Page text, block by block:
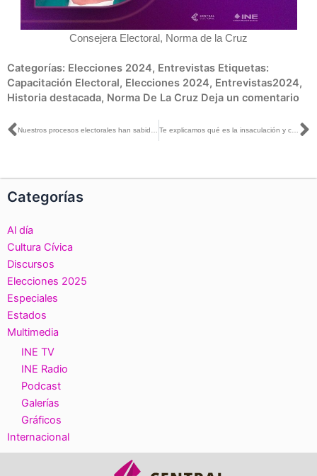
Consejera Electoral, Norma de la Cruz
Categorías: Elecciones 2024, Entrevistas Etiquetas:
Capacitación Electoral, Elecciones 2024, Entrevistas2024,
Historia destacada, Norma De La Cruz Deja un comentario
Ant Te explicamos qué es la insaculación y cómo la utilizamos en el INE para seleccionar a la ciudadanía que será funcionaria o funcionario de casilla en las elecciones 2024
Categorías
Al día
Cultura Cívica
Discursos
Elecciones 2025
Especiales
Estados
Multimedia
INE TV
INE Radio
Podcast
Galerías
Gráficos
Internacional